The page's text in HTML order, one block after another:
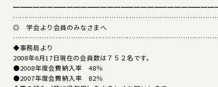
◎ 学会より会員のみなさまへ
◆事務局より
2008年6月17日現在の会員数は７５２名です。
●2008年度会費納入率 48％
●2007年度会費納入率 82％